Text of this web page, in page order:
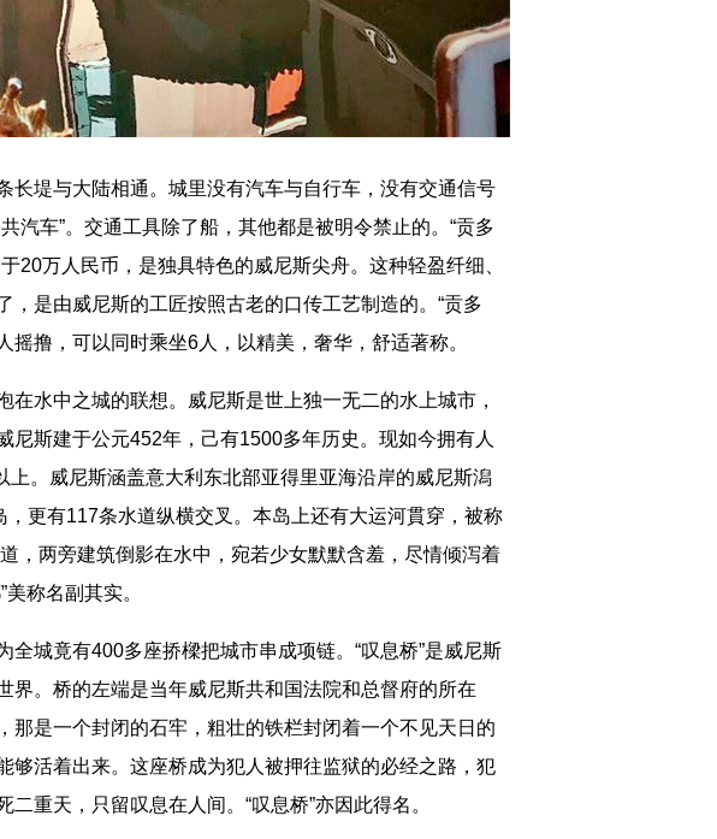
堤与大陆相通。城里没有汽车与自行车，没有交通信号
汽车”。交通工具除了船，其他都是被明令禁止的。“贡多
20万人民币，是独具特色的威尼斯尖舟。这种轻盈纤细、
，是由威尼斯的工匠按照古老的口传工艺制造的。“贡多
摇撸，可以同时乘坐6人，以精美，奢华，舒适著称。
水中之城的联想。威尼斯是世上独一无二的水上城市，
尼斯建于公元452年，己有1500多年历史。现如今拥有人
。威尼斯涵盖意大利东北部亚得里亚海沿岸的威尼斯潟
更有117条水道纵横交叉。本岛上还有大运河貫穿，被称
道，两旁建筑倒影在水中，宛若少女默默含羞，尽情倾泻着
称名副其实。
城竟有400多座挢樑把城市串成项链。“叹息桥”是威尼斯
界。桥的左端是当年威尼斯共和国法院和总督府的所在
那是一个封闭的石牢，粗壮的铁栏封闭着一个不见天日的
够活着出来。这座桥成为犯人被押往监狱的必经之路，犯
重天，只留叹息在人间。“叹息桥”亦因此得名。